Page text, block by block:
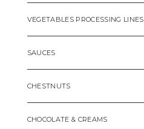
VEGETABLES PROCESSING LINES
SAUCES
CHESTNUTS
CHOCOLATE & CREAMS